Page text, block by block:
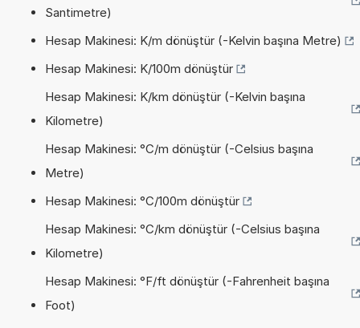
Santimetre)
Hesap Makinesi: K/m dönüştür (-Kelvin başına Metre)
Hesap Makinesi: K/100m dönüştür
Hesap Makinesi: K/km dönüştür (-Kelvin başına
Kilometre)
Hesap Makinesi: °C/m dönüştür (-Celsius başına
Metre)
Hesap Makinesi: °C/100m dönüştür
Hesap Makinesi: °C/km dönüştür (-Celsius başına
Kilometre)
Hesap Makinesi: °F/ft dönüştür (-Fahrenheit başına
Foot)